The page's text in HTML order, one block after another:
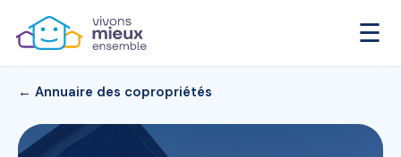
☰
← Annuaire des copropriétés